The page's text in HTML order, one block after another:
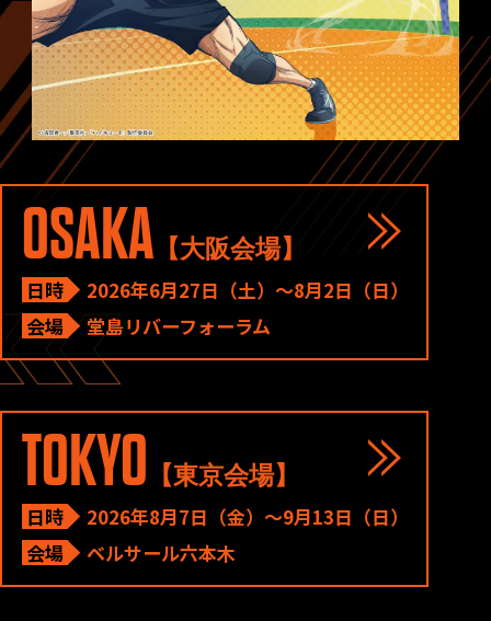
OSAKA 【大阪会場】
日時
2026年6月27日（土）～8月2日（日）
会場
堂島リバーフォーラム
TOKYO 【東京会場】
日時
2026年8月7日（金）～9月13日（日）
会場
ベルサール六本木